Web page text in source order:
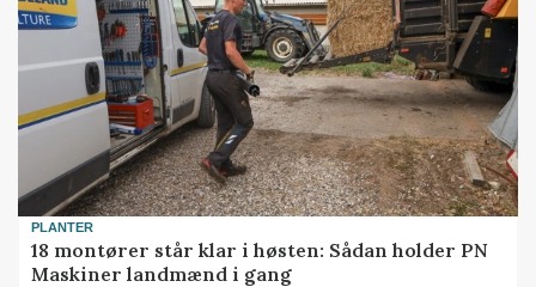
PLANTER
18 montører står klar i høsten: Sådan holder PN
Maskiner landmænd i gang